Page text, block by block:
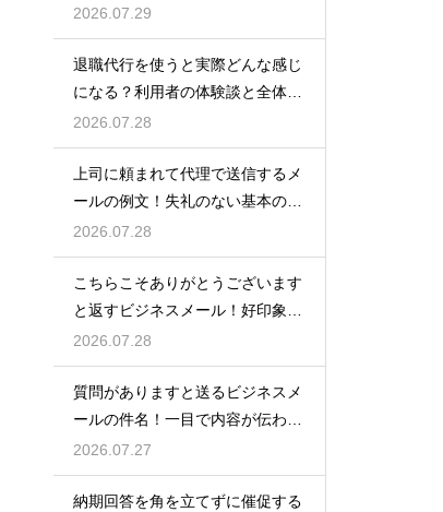
守る方法
2026.07.29
退職代行を使うと実際どんな感じ
になる？利用者の体験談と全体の
流れ
2026.07.28
上司に頼まれて代理で送信するメ
ールの例文！失礼のない基本の書
き方
2026.07.28
こちらこそありがとうございます
と返すビジネスメール！好印象な
例文
2026.07.28
質問がありますと送るビジネスメ
ールの件名！一目で内容が伝わる
書き方
2026.07.27
納期回答を角を立てずに催促する